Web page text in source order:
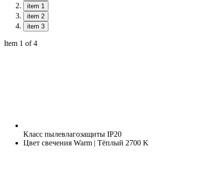
item 1
item 2
item 3
Item 1 of 4
Класс пылевлагозащиты IP20
Цвет свечения Warm | Тёплый 2700 K